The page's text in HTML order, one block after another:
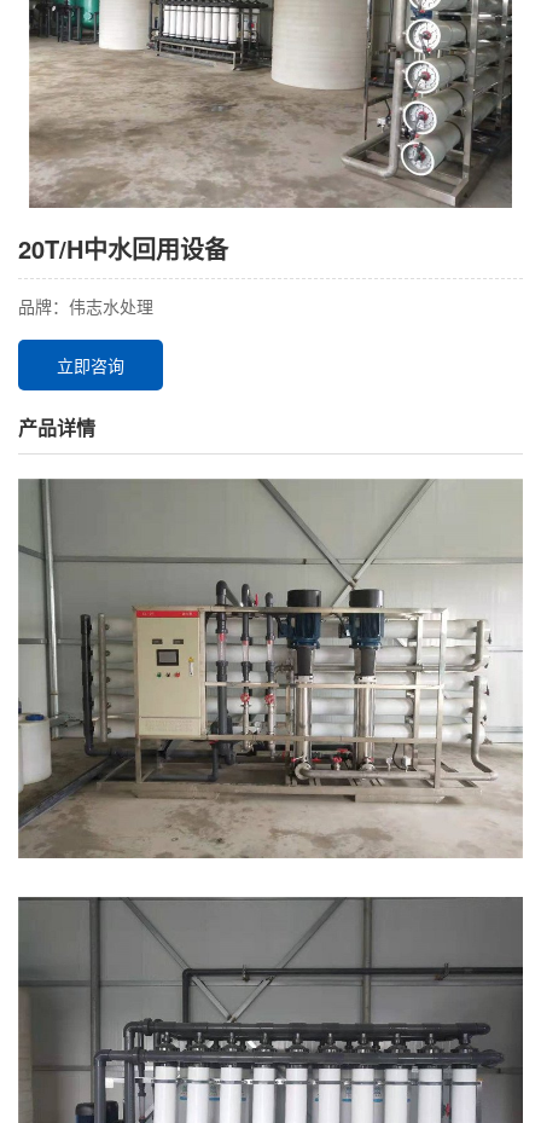
20T/H中水回用设备
品牌：伟志水处理
立即咨询
产品详情